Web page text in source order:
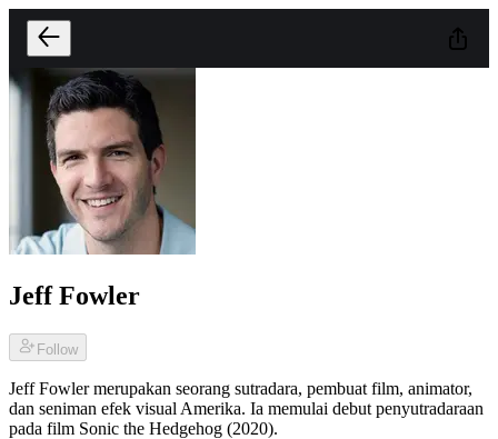
Jeff Fowler
Follow
Jeff Fowler merupakan seorang sutradara, pembuat film, animator,
dan seniman efek visual Amerika. Ia memulai debut penyutradaraan
pada film Sonic the Hedgehog (2020).